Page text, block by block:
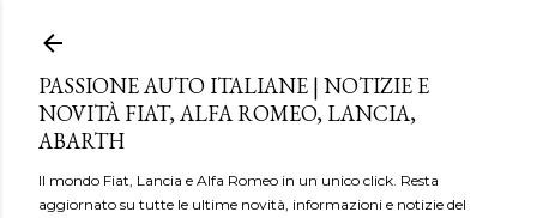
PASSIONE AUTO ITALIANE | NOTIZIE E
NOVITÀ FIAT, ALFA ROMEO, LANCIA,
ABARTH
Il mondo Fiat, Lancia e Alfa Romeo in un unico click. Resta
aggiornato su tutte le ultime novità, informazioni e notizie del